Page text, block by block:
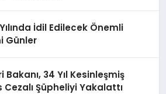
İdil Edilecek Önemli
Günler
Bakanı, 34 Yıl Kesinleşmiş
Cezalı Şüpheliyi Yakalattı